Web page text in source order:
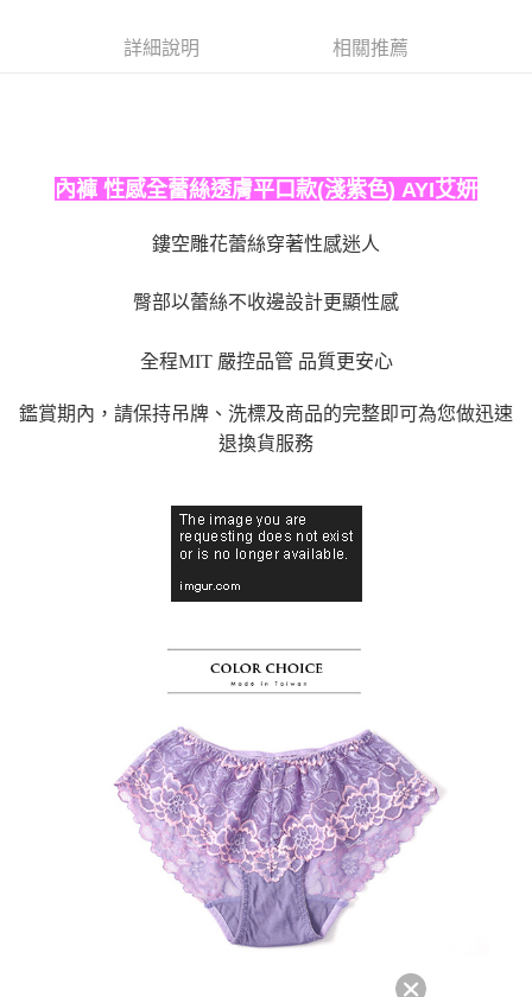
每筆NT$80，滿NT$999(含以上)免運費
詳細說明 相關推薦
內褲 性感全蕾絲透膚平口款(淺紫色) AYI艾妍
鏤空雕花蕾絲穿著性感迷人
臀部以蕾絲不收邊設計更顯性感
全程MIT 嚴控品管 品質更安心
鑑賞期內，請保持吊牌、洗標及商品的完整即可為您做迅速
退換貨服務